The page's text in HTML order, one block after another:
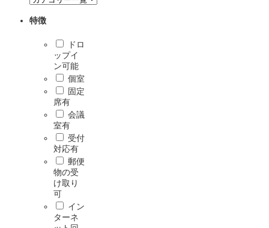
特徴
ドロ
ップイ
ン可能
個室
固定
席有
会議
室有
受付
対応有
郵便
物の受
け取り
可
イン
ターネ